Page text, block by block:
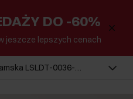
DO -60%
jeszcze lepszych cenach
LSLDT-0036-